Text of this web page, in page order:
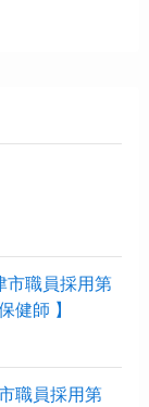
市職員採用第
健師 】
職員採用第